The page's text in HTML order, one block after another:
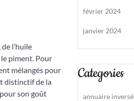
l’huile
le piment. Pour
mélangés pour
distinctif de la
son goût
février 2024
janvier 2024
Categories
annuaire inversé